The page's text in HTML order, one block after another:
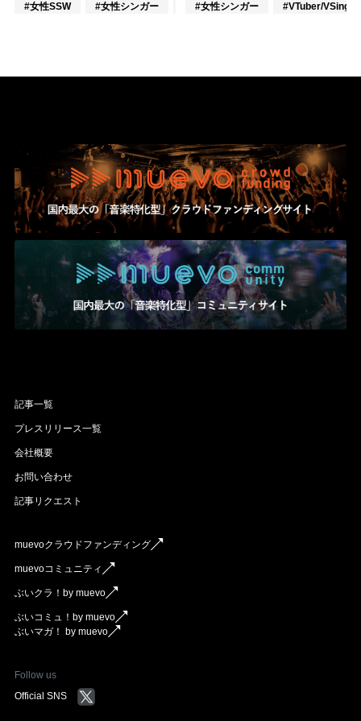
#女性SSW
#女性シンガー #女性アイドル
#女性シンガー
#VTuber/VSinger
記事一覧
プレスリリース一覧
会社概要
お問い合わせ
記事リクエスト
muevoクラウドファンディング
muevoコミュニティ
ぶいクラ！by muevo
ぶいコミュ！by muevo
ぶいマガ！ by muevo
Follow us
Official SNS